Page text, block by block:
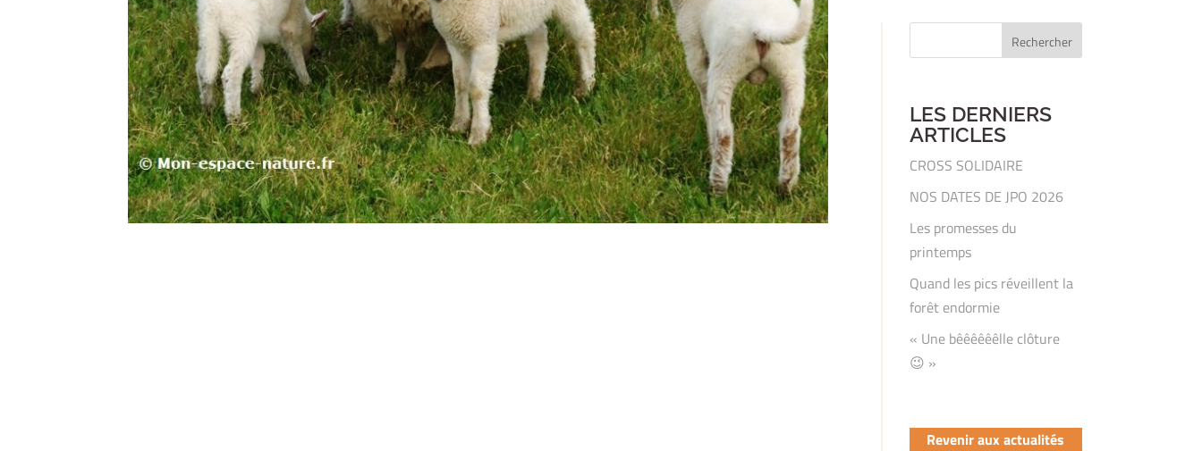
Rechercher
LES DERNIERS
ARTICLES
CROSS SOLIDAIRE
NOS DATES DE JPO 2026
Les promesses du
printemps
Quand les pics réveillent la
forêt endormie
« Une bêêêêêêlle clôture
😉 »
Revenir aux actualités